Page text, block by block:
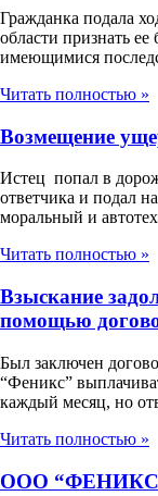
Гражданка подала
области признать
имеющимися
Читать полностью »
Возмещение
Истец попал в
ответчика и подал
моральный и
Читать полностью »
Взыскание
помощью
Был заключен
“Феникс”
каждый месяц, но
Читать полностью »
ООО “ФЕНИКС”